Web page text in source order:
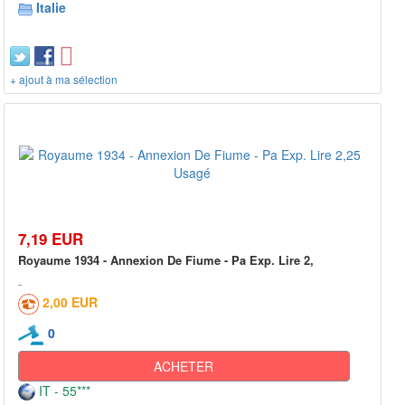
Italie
+ ajout à ma sélection
7,19 EUR
Royaume 1934 - Annexion De Fiume - Pa Exp. Lire 2,
2,00 EUR
0
ACHETER
IT - 55***